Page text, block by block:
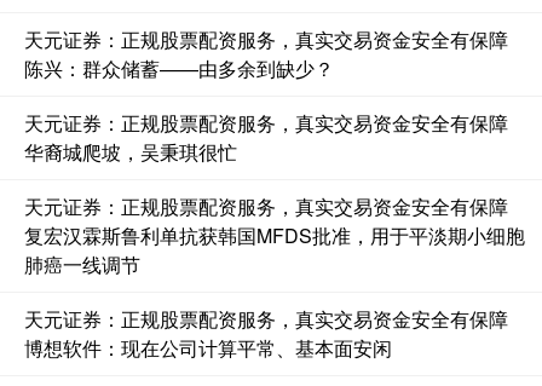
天元证券：正规股票配资服务，真实交易资金安全有保障
陈兴：群众储蓄——由多余到缺少？
天元证券：正规股票配资服务，真实交易资金安全有保障
华裔城爬坡，吴秉琪很忙
天元证券：正规股票配资服务，真实交易资金安全有保障
复宏汉霖斯鲁利单抗获韩国MFDS批准，用于平淡期小细胞
肺癌一线调节
天元证券：正规股票配资服务，真实交易资金安全有保障
博想软件：现在公司计算平常、基本面安闲